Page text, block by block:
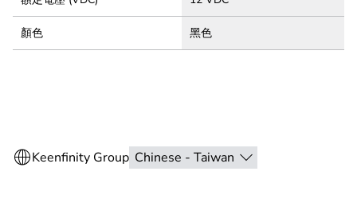
顏色 黑色